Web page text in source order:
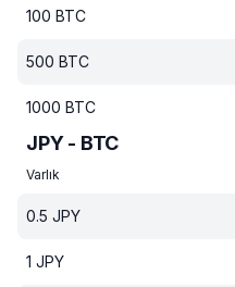
100 BTC
500 BTC
1000 BTC
JPY - BTC
Varlık
0.5 JPY
1 JPY